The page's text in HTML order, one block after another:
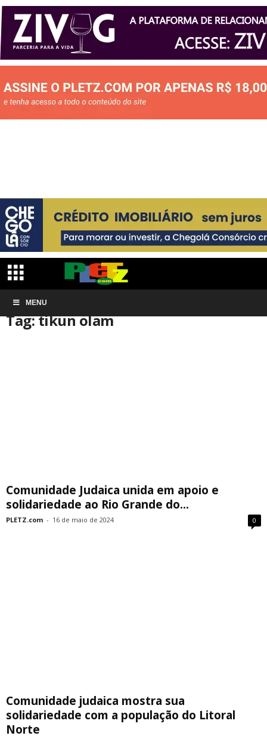
MENU
Início Tags
Tag: tikun olam
Comunidade Judaica unida em apoio e
solidariedade ao Rio Grande do...
PLETZ.com - 16 de maio de 2024 0
Comunidade judaica mostra sua
solidariedade com a população do Litoral
Norte